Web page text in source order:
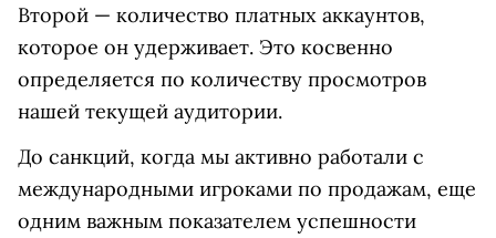
Второй — количество платных аккаунтов,
которое он удерживает. Это косвенно
определяется по количеству просмотров
нашей текущей аудитории.
До санкций, когда мы активно работали с
международными игроками по продажам, еще
одним важным показателем успешности